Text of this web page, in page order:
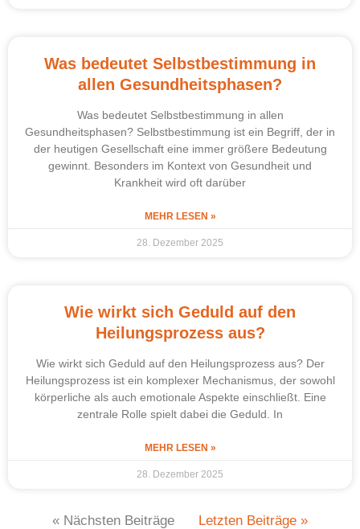
Was bedeutet Selbstbestimmung in
allen Gesundheitsphasen?
Was bedeutet Selbstbestimmung in allen
Gesundheitsphasen? Selbstbestimmung ist ein Begriff, der in
der heutigen Gesellschaft eine immer größere Bedeutung
gewinnt. Besonders im Kontext von Gesundheit und
Krankheit wird oft darüber
MEHR LESEN »
28. Dezember 2025
Wie wirkt sich Geduld auf den
Heilungsprozess aus?
Wie wirkt sich Geduld auf den Heilungsprozess aus? Der
Heilungsprozess ist ein komplexer Mechanismus, der sowohl
körperliche als auch emotionale Aspekte einschließt. Eine
zentrale Rolle spielt dabei die Geduld. In
MEHR LESEN »
28. Dezember 2025
« Nächsten Beiträge Letzten Beiträge »